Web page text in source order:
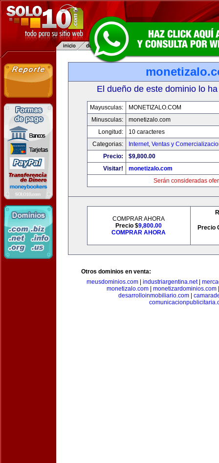
El dueño de este dominio lo
Mayusculas:
MONETIZALO.COM
Minusculas:
monetizalo.com
Longitud:
10 caracteres
Categorias:
Internet, Ventas y
Precio:
$9,800.00
Visitar!
monetizalo.com
Serán consideradas
COMPRAR AHORA
Precio $9,800.00
COMPRAR AHORA
Precio
Otros dominios en venta:
meusdominios.com| industriargentina.net|
monetizalo.com| monetizardominios.com
desarrolloinmobiliario.com